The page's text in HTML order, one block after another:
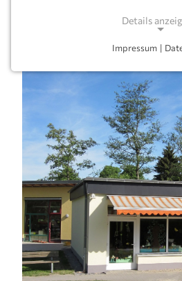
Details
Notwendige Cookies
Funktionen und sind für die
der Website erforderlich.
Einverständnis-Cookie
Name:
cookie_consent
Zweck:
Dieser Cookie speichert die
Einverständnis-Optionen des
Cookie Laufzeit:
Impressum |